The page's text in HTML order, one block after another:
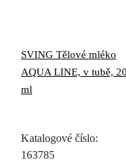
SVING Tělové mléko
AQUA LINE, v tubě, 20
ml
Katalogové číslo:
163785